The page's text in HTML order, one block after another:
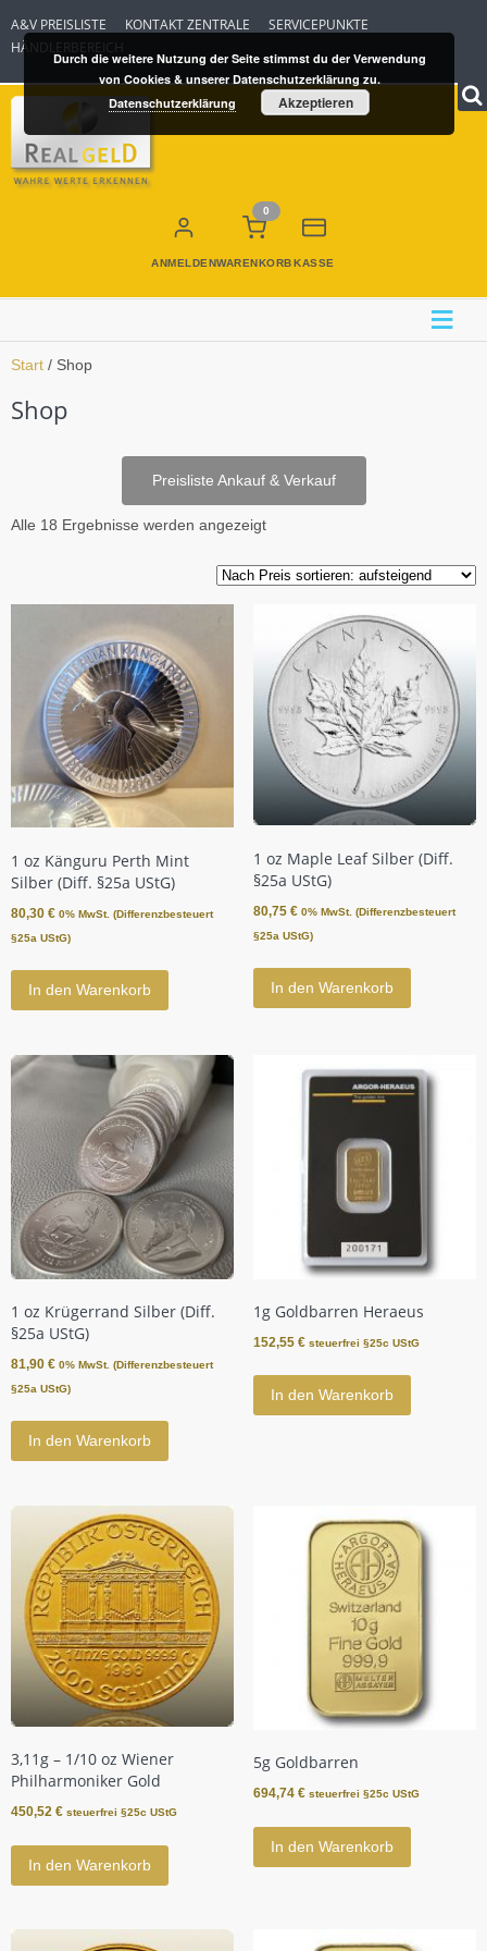
A&V PREISLISTE KONTAKT ZENTRALE
SERVICEPUNKTE
HÄNDLERBEREICH
ANMELDEN
0
WARENKORBKASSE
≡
Start / Shop
Shop
Preisliste Ankauf & Verkauf
Alle 18 Ergebnisse werden angezeigt
1 oz Känguru Perth Mint
Silber (Diff. §25a UStG)
80,30 € 0% MwSt. (Differenzbesteuert
§25a UStG)
In den Warenkorb
1 oz Maple Leaf Silber (Diff.
§25a UStG)
80,75 € 0% MwSt. (Differenzbesteuert
§25a UStG)
In den Warenkorb
1 oz Krügerrand Silber (Diff.
§25a UStG)
81,90 € 0% MwSt. (Differenzbesteuert
§25a UStG)
In den Warenkorb
1g Goldbarren Heraeus
152,55 € steuerfrei §25c UStG
In den Warenkorb
3,11g – 1/10 oz Wiener
Philharmoniker Gold
450,52 € steuerfrei §25c UStG
In den Warenkorb
5g Goldbarren
694,74 € steuerfrei §25c UStG
In den Warenkorb
Durch die weitere Nutzung der Seite stimmst du der Verwendung
von Cookies & unserer Datenschutzerklärung zu.
Datenschutzerklärung
Akzeptieren